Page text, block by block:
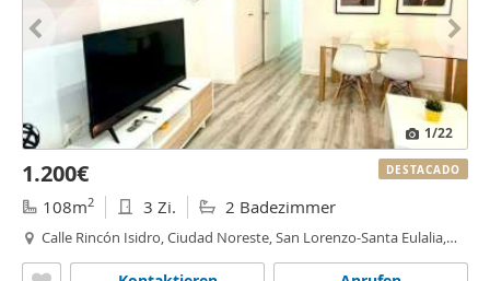
1/22
1.200€
108m2 3 Zi. 2 Badezimmer
Calle Rincón Isidro, Ciudad Noreste, San Lorenzo-Santa Eulalia,
DESTACADO